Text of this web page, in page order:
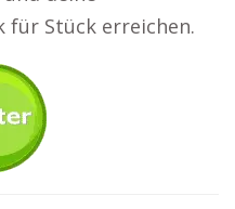
für Stück erreichen.